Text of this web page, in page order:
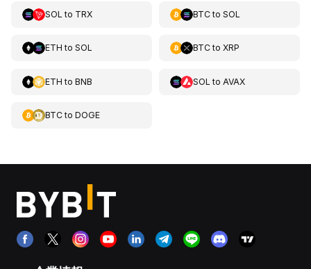
SOL to TRX BTCto SOL
ETH to SOL BTCto XRP
ETH to BNB SOL to AVAX
BTCto DOGE